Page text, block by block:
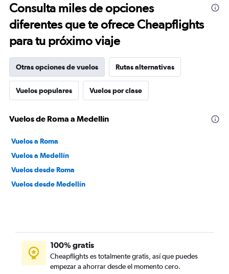
Consulta miles de opciones
diferentes que te ofrece Cheapflights
para tu próximo viaje
Otras opciones de vuelos Rutas alternativas
Vuelos populares Vuelos por clase
Vuelos de Roma a Medellín
Vuelos a Roma
Vuelos a Medellín
Vuelos desde Roma
Vuelos desde Medellín
100% gratis
Cheapflights es totalmente gratis, así que puedes
empezar a ahorrar desde el momento cero.